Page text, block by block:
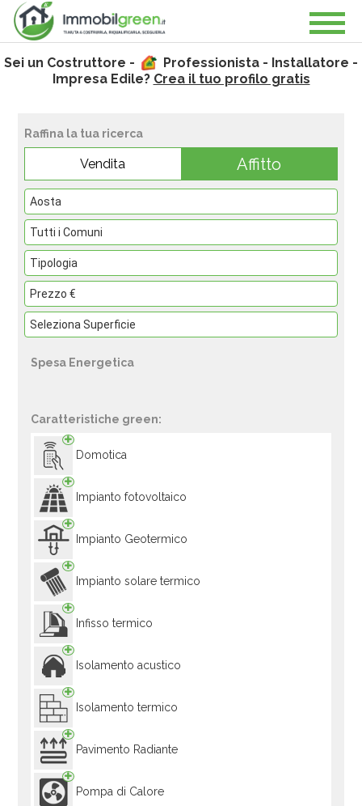
Sei un Costruttore -
Professionista - Installatore -
Impresa Edile? Crea il tuo profilo gratis
Raffina la tua ricerca
Vendita Affitto
Spesa Energetica
Caratteristiche green:
Domotica
Impianto fotovoltaico
Impianto Geotermico
Impianto solare termico
Infisso termico
Isolamento acustico
Isolamento termico
Pavimento Radiante
Pompa di Calore